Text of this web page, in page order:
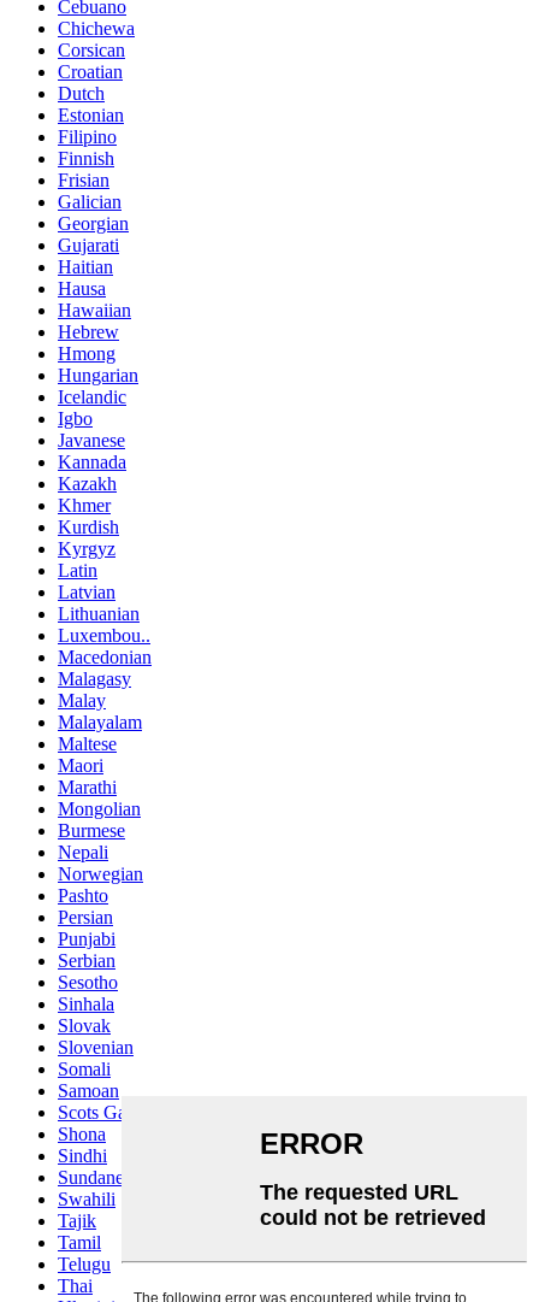
Cebuano
Chichewa
Corsican
Croatian
Dutch
Estonian
Filipino
Finnish
Frisian
Galician
Georgian
Gujarati
Haitian
Hausa
Hawaiian
Hebrew
Hmong
Hungarian
Icelandic
Igbo
Javanese
Kannada
Kazakh
Khmer
Kurdish
Kyrgyz
Latin
Latvian
Lithuanian
Luxembou..
Macedonian
Malagasy
Malay
Malayalam
Maltese
Maori
Marathi
Mongolian
Burmese
Nepali
Norwegian
Pashto
Persian
Punjabi
Serbian
Sesotho
Sinhala
Slovak
Slovenian
Somali
Samoan
Scots Gaelic
Shona
Sindhi
Sundanese
Swahili
Tajik
Tamil
Telugu
Thai